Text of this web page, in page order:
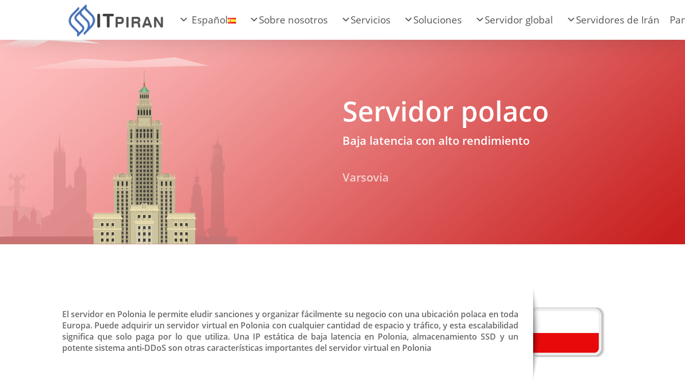
Servidores de Irán
Servidor global
Soluciones
Servicios
Sobre nosotros
Español
Servidor polaco
Baja latencia con alto rendimiento
Varsovia
El servidor en Polonia le permite eludir sanciones y organizar fácilmente su negocio con una ubicación polaca en toda
Europa. Puede adquirir un servidor virtual en Polonia con cualquier cantidad de espacio y tráfico, y esta escalabilidad
significa que solo paga por lo que utiliza. Una IP estática de baja latencia en Polonia, almacenamiento SSD y un
potente sistema anti-DDoS son otras características importantes del servidor virtual en Polonia